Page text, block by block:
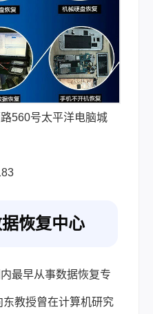
560号太平洋电脑城
恢复中心
最早从事数据恢复专
教授曾在计算机研究